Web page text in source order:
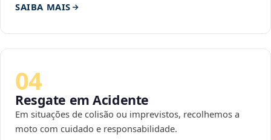
SAIBA MAIS
04
Resgate em Acidente
Em situações de colisão ou imprevistos, recolhemos a
moto com cuidado e responsabilidade.